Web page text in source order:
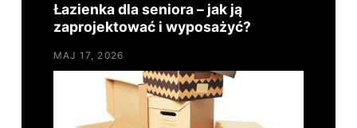
Łazienka dla seniora – jak ją
zaprojektować i wyposażyć?
MAJ 17, 2026